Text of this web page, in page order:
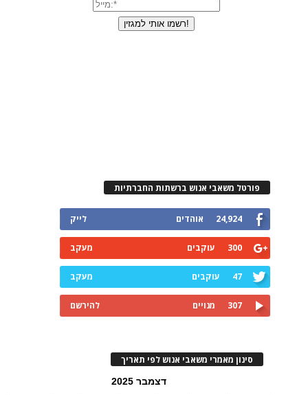
פורטל משאבי אנוש ברשתות החברתיות
24,924 אוהדים לייק
300 עוקבים מעקב
47 עוקבים מעקב
307 מנויים להירשם
סינון מאמרי משאבי אנוש לפי תאריך
דצמבר 2025